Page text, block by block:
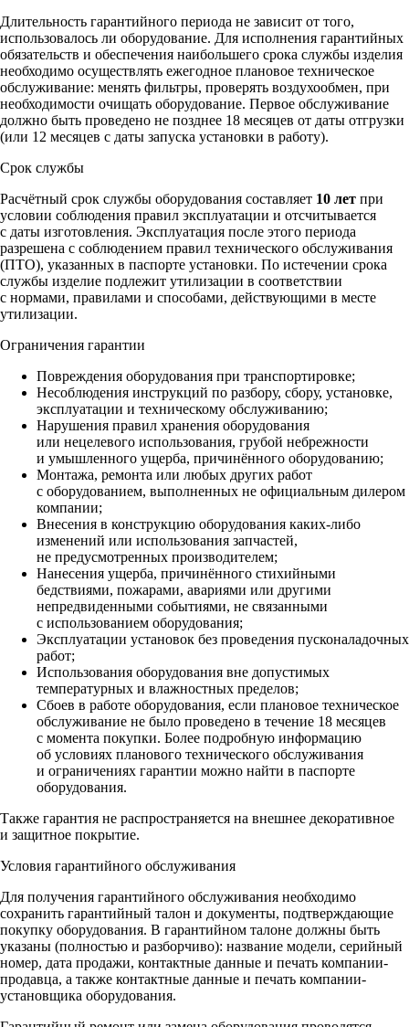
Длительность гарантийного периода не зависит от того,
использовалось ли оборудование. Для исполнения гарантийных
обязательств и обеспечения наибольшего срока службы изделия
необходимо осуществлять ежегодное плановое техническое
обслуживание: менять фильтры, проверять воздухообмен, при
необходимости очищать оборудование. Первое обслуживание
должно быть проведено не позднее 18 месяцев от даты отгрузки
(или 12 месяцев с даты запуска установки в работу).
Срок службы
Расчётный срок службы оборудования составляет 10 лет при
условии соблюдения правил эксплуатации и отсчитывается
с даты изготовления. Эксплуатация после этого периода
разрешена с соблюдением правил технического обслуживания
(ПТО), указанных в паспорте установки. По истечении срока
службы изделие подлежит утилизации в соответствии
с нормами, правилами и способами, действующими в месте
утилизации.
Ограничения гарантии
Повреждения оборудования при транспортировке;
Несоблюдения инструкций по разбору, сбору, установке,
эксплуатации и техническому обслуживанию;
Нарушения правил хранения оборудования
или нецелевого использования, грубой небрежности
и умышленного ущерба, причинённого оборудованию;
Монтажа, ремонта или любых других работ
с оборудованием, выполненных не официальным дилером
компании;
Внесения в конструкцию оборудования каких‑либо
изменений или использования запчастей,
не предусмотренных производителем;
Нанесения ущерба, причинённого стихийными
бедствиями, пожарами, авариями или другими
непредвиденными событиями, не связанными
с использованием оборудования;
Эксплуатации установок без проведения пусконаладочных
работ;
Использования оборудования вне допустимых
температурных и влажностных пределов;
Сбоев в работе оборудования, если плановое техническое
обслуживание не было проведено в течение 18 месяцев
с момента покупки. Более подробную информацию
об условиях планового технического обслуживания
и ограничениях гарантии можно найти в паспорте
оборудования.
Также гарантия не распространяется на внешнее декоративное
и защитное покрытие.
Условия гарантийного обслуживания
Для получения гарантийного обслуживания необходимо
сохранить гарантийный талон и документы, подтверждающие
покупку оборудования. В гарантийном талоне должны быть
указаны (полностью и разборчиво): название модели, серийный
номер, дата продажи, контактные данные и печать компании-
продавца, а также контактные данные и печать компании-
установщика оборудования.